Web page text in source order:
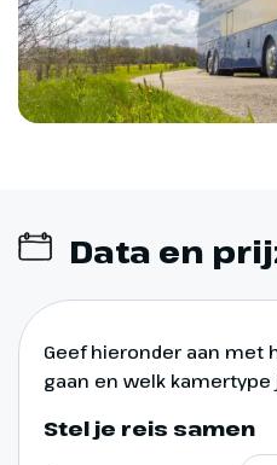
Data en
Geef hieronder aan met
gaan en welk kamertype
Stel je reis samen